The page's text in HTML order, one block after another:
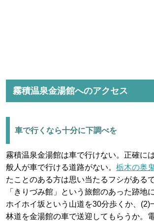
霧積温泉金湯館へのアクセス
車で行くなら十分に下調べを
霧積温泉金湯館は車で行けない。正確に
般人が車で行ける道路がない。 栃木の奥
たことのある方は思い当たるフシがある
「きりづみ館」という旅館のあった跡地
ホイホイ坂という山道を30分歩くか、(2)
林道を金湯館の車で送迎してもらうか。